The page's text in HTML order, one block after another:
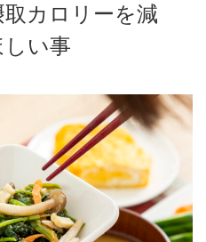
カロリーを減
い事